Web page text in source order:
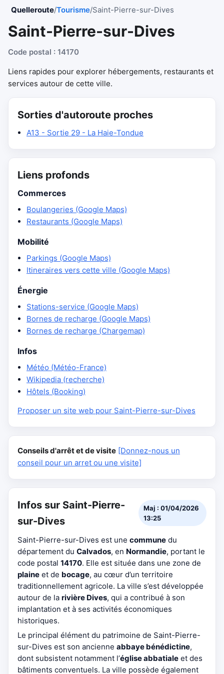
Quelleroute/Tourisme/Saint-Pierre-sur-Dives
Saint-Pierre-sur-Dives
Code postal : 14170
Liens rapides pour explorer hébergements, restaurants et
services autour de cette ville.
Sorties d'autoroute proches
A13 - Sortie 29 - La Haie-Tondue
Liens profonds
Commerces
Boulangeries (Google Maps)
Restaurants (Google Maps)
Mobilité
Parkings (Google Maps)
Itineraires vers cette ville (Google Maps)
Énergie
Stations-service (Google Maps)
Bornes de recharge (Google Maps)
Bornes de recharge (Chargemap)
Infos
Météo (Météo-France)
Wikipedia (recherche)
Hôtels (Booking)
Proposer un site web pour Saint-Pierre-sur-Dives
Conseils d'arrêt et de visite [Donnez-nous un
conseil pour un arret ou une visite]
Infos sur Saint-Pierre-
sur-Dives
Maj : 01/04/2026
13:25
Saint-Pierre-sur-Dives est une commune du
département du Calvados, en Normandie, portant le
code postal 14170. Elle est située dans une zone de
plaine et de bocage, au cœur d’un territoire
traditionnellement agricole. La ville s’est développée
autour de la rivière Dives, qui a contribué à son
implantation et à ses activités économiques
historiques.
Le principal élément du patrimoine de Saint-Pierre-
sur-Dives est son ancienne abbaye bénédictine,
dont subsistent notamment l’église abbatiale et des
bâtiments conventuels. La ville possède également